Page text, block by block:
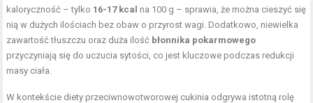
kaloryczność – tylko 16-17 kcal na 100 g – sprawia, że można cieszyć się
nią w dużych ilościach bez obaw o przyrost wagi. Dodatkowo, niewielka
zawartość tłuszczu oraz duża ilość błonnika pokarmowego
przyczyniają się do uczucia sytości, co jest kluczowe podczas redukcji
masy ciała.
W kontekście diety przeciwnowotworowej cukinia odgrywa istotną rolę